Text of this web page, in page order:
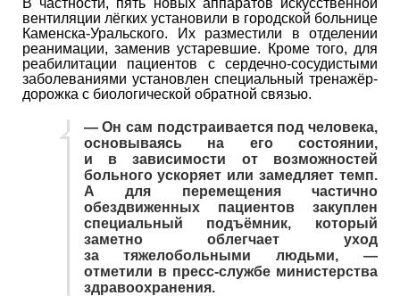
вентиляции лёгких установили в городской больнице
Каменска-Уральского. Их разместили в отделении
реанимации, заменив устаревшие. Кроме того, для
реабилитации пациентов с сердечно-сосудистыми
заболеваниями установлен специальный тренажёр-
дорожка с биологической обратной связью.
— Он сам подстраивается под человека,
основываясь на его состоянии,
и в зависимости от возможностей
больного ускоряет или замедляет темп.
А для перемещения частично
обездвиженных пациентов закуплен
специальный подъёмник, который
заметно облегчает уход
за тяжелобольными людьми, —
отметили в пресс-службе министерства
здравоохранения.